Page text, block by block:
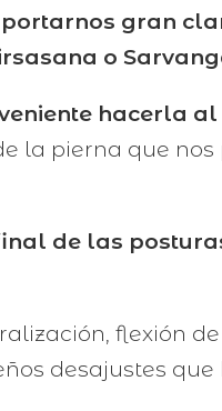
gran
o
hacerla
la pierna que
de las
flexión de
desajustes